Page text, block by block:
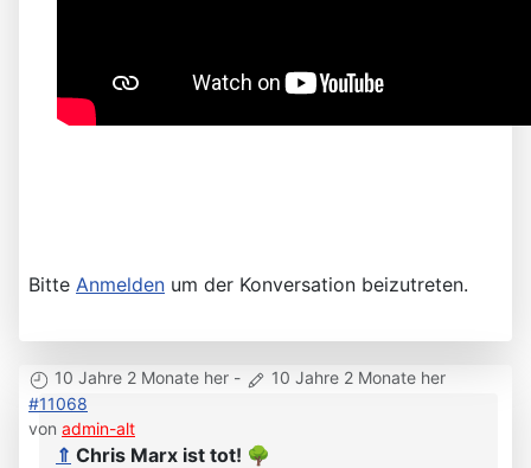
Bitte Anmelden um der Konversation beizutreten.
10 Jahre 2 Monate her -
10 Jahre 2 Monate her
#11068
von admin-alt
⇑ Chris Marx ist tot! 🌳